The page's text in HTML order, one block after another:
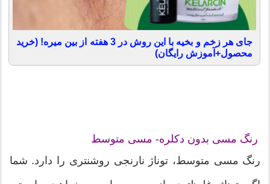
جای هر زخم و بخیه با این روش در 3 هفته از بین میره! (خرید
محصول+آموزش رایگان)
رنگ مسی بدون دکلره- مسی متوسط
رنگ مسی متوسط، توناژ نارنجی روشنتری را دارد. شما